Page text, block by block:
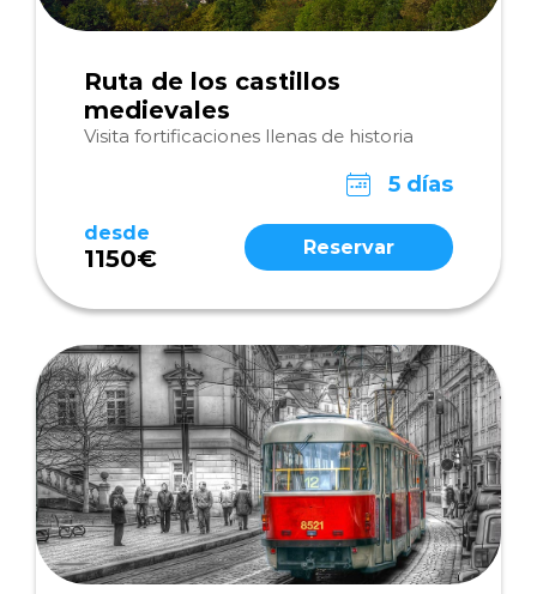
Ruta de los castillos
medievales
Visita fortificaciones llenas de historia
5 días
desde
1150€ Reservar